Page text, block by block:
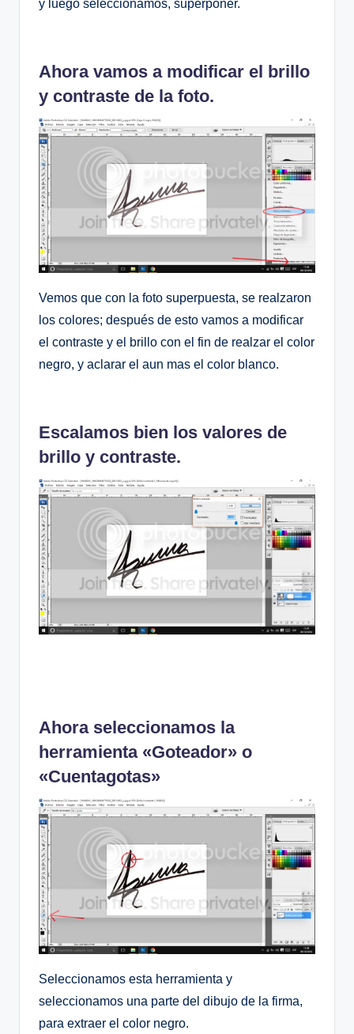
y luego seleccionamos, superponer.
Ahora vamos a modificar el brillo
y contraste de la foto.
Vemos que con la foto superpuesta, se realzaron
los colores; después de esto vamos a modificar
el contraste y el brillo con el fin de realzar el color
negro, y aclarar el aun mas el color blanco.
Escalamos bien los valores de
brillo y contraste.
Ahora seleccionamos la
herramienta «Goteador» o
«Cuentagotas»
Seleccionamos esta herramienta y
seleccionamos una parte del dibujo de la firma,
para extraer el color negro.